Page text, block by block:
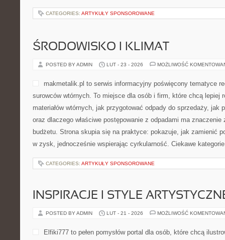
CATEGORIES: ARTYKUŁY SPONSOROWANE
ŚRODOWISKO I KLIMAT
POSTED BY ADMIN LUT - 23 - 2026 MOŻLIWOŚĆ
makmetalik.pl to serwis informacyjny poświęcony tematyce
surowców wtórnych. To miejsce dla osób i firm, które chcą lepiej
materiałów wtórnych, jak przygotować odpady do sprzedaży, jak
oraz dlaczego właściwe postępowanie z odpadami ma
budżetu. Strona skupia się na praktyce: pokazuje, jak zamienić
w zysk, jednocześnie wspierając cyrkularność. Ciekawe
CATEGORIES: ARTYKUŁY SPONSOROWANE
INSPIRACJE I STYLE
POSTED BY ADMIN LUT - 21 - 2026 MOŻLIWOŚĆ
Elfiki777 to pełen pomysłów portal dla osób, które chcą